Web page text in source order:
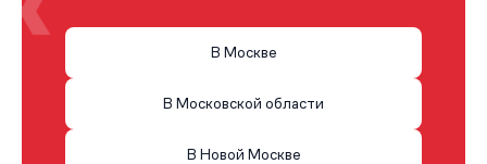
В Москве
В Московской области
В Новой Москве